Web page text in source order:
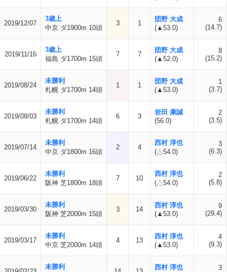
2019/12/07
3歳上
中京 ダ1900m 10頭
3 1
団野 大成
(▲53.0)
6
(14.7)
2019/11/16
3歳上
福島 ダ1700m 15頭
7 7
団野 大成
(▲52.0)
8
(15.2)
2019/08/24
未勝利
札幌 ダ1700m 14頭
1 1
団野 大成
(▲53.0)
1
(3.7)
2019/08/03
未勝利
札幌 ダ1700m 14頭
6 3
岩田 康誠
(56.0)
2
(3.5)
2019/07/14
未勝利
中京 ダ1800m 16頭
2 4
西村 淳也
(△54.0)
3
(6.3)
2019/06/22
未勝利
阪神 芝1800m 18頭
7 10
西村 淳也
(△54.0)
2
(5.8)
2019/03/30
未勝利
阪神 芝2000m 15頭
3 14
西村 淳也
(▲53.0)
9
(29.4)
2019/03/17
未勝利
中京 芝2000m 14頭
4 13
西村 淳也
(▲53.0)
4
(9.3)
未勝利
西村 淳也
3